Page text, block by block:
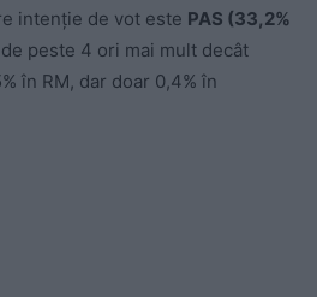
intenție de vot este PAS (33,2%
peste 4 ori mai mult decât
în RM, dar doar 0,4% în